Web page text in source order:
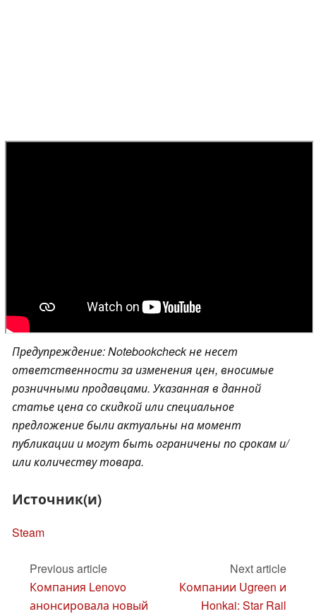
Предупреждение: Notebookcheck не несет
ответственности за изменения цен, вносимые
розничными продавцами. Указанная в данной
статье цена со скидкой или специальное
предложение были актуальны на момент
публикации и могут быть ограничены по срокам и/
или количеству товара.
Источник(и)
Steam
Previous article
Компания Lenovo
анонсировала новый
Next article
Компании Ugreen и
Honkai: Star Rail